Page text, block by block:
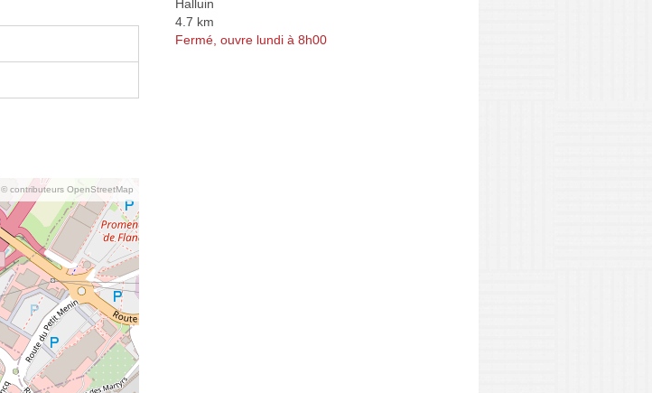
© contributeurs OpenStreetMap
Halluin
4.7 km
Fermé, ouvre lundi à 8h00